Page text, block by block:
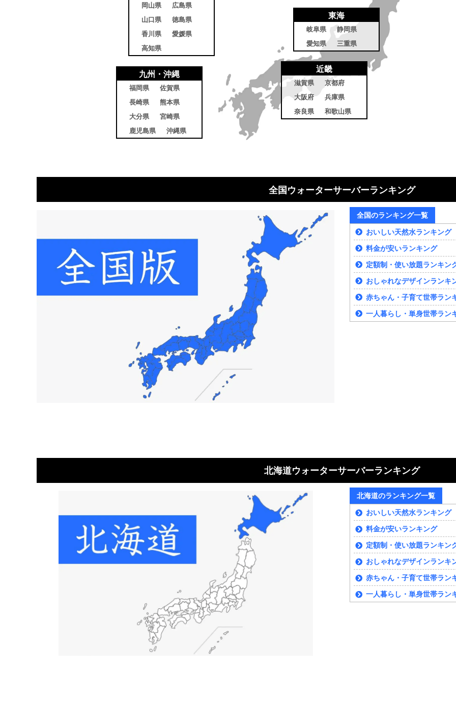
東海
岐阜県
静岡県
愛知県
三重県
近畿
滋賀県
京都府
大阪府
兵庫県
奈良県
和歌山県
岡山県
広島県
山口県
徳島県
香川県
愛媛県
高知県
九州・沖縄
福岡県
佐賀県
長崎県
熊本県
大分県
宮崎県
鹿児島県
沖縄県
全国ウォーターサーバーランキング
全国のランキング一覧
おいしい天然水ランキング
料金が安いランキング
定額制・使い放題ランキン
おしゃれなデザインランキ
赤ちゃん・子育て世帯ラン
一人暮らし・単身世帯ラン
北海道ウォーターサーバーランキング
北海道のランキング一覧
おいしい天然水ランキング
料金が安いランキング
定額制・使い放題ランキン
おしゃれなデザインランキ
赤ちゃん・子育て世帯ラン
一人暮らし・単身世帯ラン